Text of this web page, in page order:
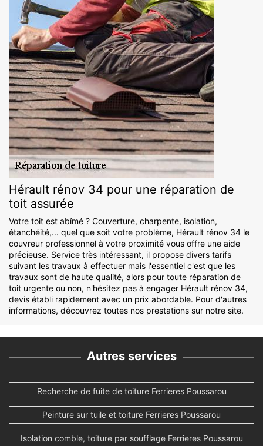
Hérault rénov 34 pour une réparation de
toit assurée
Votre toit est abîmé ? Couverture, charpente, isolation,
étanchéité,... quel que soit votre problème, Hérault rénov 34 le
couvreur professionnel à votre proximité vous offre une aide
précieuse. Service très intéressant, il propose divers tarifs
suivant les travaux à effectuer mais l'essentiel c'est que les
travaux sont de haute qualité, alors pour toute réparation de
toit urgente ou non, n'hésitez pas à engager Hérault rénov 34,
devis établi rapidement avec un prix abordable. Pour d'autres
informations, découvrez toutes nos prestations sur notre site.
Autres services
Recherche de fuite de toiture Ferrieres Poussarou
Peinture sur tuile et toiture Ferrieres Poussarou
Isolation comble, toiture par soufflage Ferrieres Poussarou